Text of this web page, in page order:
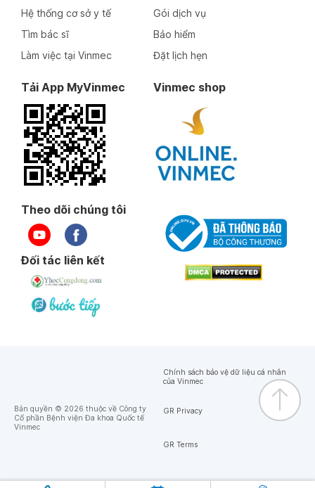
Hệ thống cơ sở y tế
Tìm bác sĩ
Làm việc tại Vinmec
Gói dịch vụ
Bảo hiểm
Đặt lịch hẹn
Tải App MyVinmec Vinmec shop
Theo dõi chúng tôi
Đối tác liên kết
Bản quyền © 2026 thuộc về Công ty
Cổ phần Bệnh viện Đa khoa Quốc tế
Vinmec
Chính sách bảo vệ dữ liệu cá nhân
của Vinmec
GR Privacy
GR Terms